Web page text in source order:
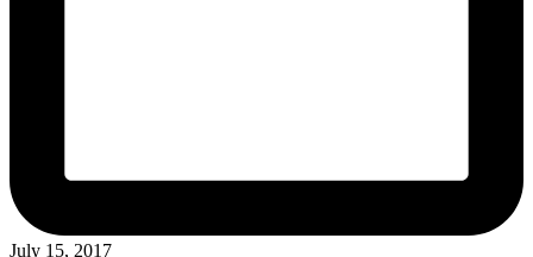
July 15, 2017